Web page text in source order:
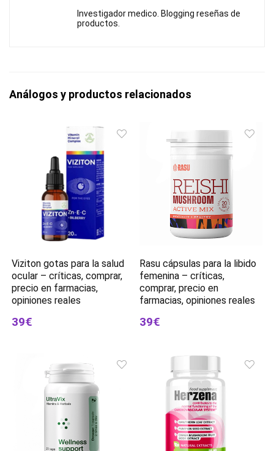
Investigador medico. Blogging reseñas de
productos.
Análogos y productos relacionados
Viziton gotas para la salud
ocular – críticas, comprar,
precio en farmacias,
opiniones reales
39€
Rasu cápsulas para la libido
femenina – críticas,
comprar, precio en
farmacias, opiniones reales
39€